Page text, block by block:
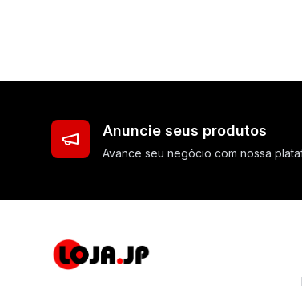
Anuncie seus produtos
Avance seu negócio com nossa